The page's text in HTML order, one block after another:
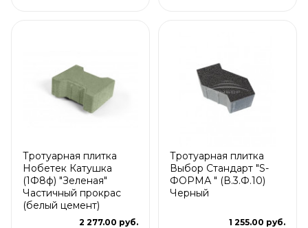
Тротуарная плитка
Нобетек Катушка
(1Ф8ф) "Зеленая"
Частичный прокрас
(белый цемент)
2 277.00 руб.
Тротуарная плитка
Выбор Стандарт "S-
ФОРМА " (В.3.Ф.10)
Черный
1 255.00 руб.